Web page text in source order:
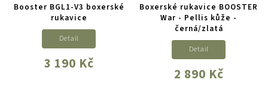
Booster BGL1-V3 boxerské
rukavice
3 190 Kč
Detail
Boxerské rukavice BOOSTER
War - Pellis kůže -
černá/zlatá
2 890 Kč
Detail